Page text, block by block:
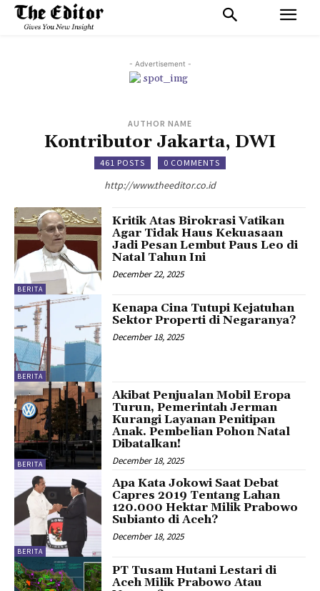
- Advertisement -
AUTHOR NAME
Kontributor Jakarta, DWI
461 POSTS 0 COMMENTS
http://www.theeditor.co.id
BERITA
Kritik Atas Birokrasi Vatikan
Agar Tidak Haus Kekuasaan
Jadi Pesan Lembut Paus Leo di
Natal Tahun Ini
December 22, 2025
BERITA
Kenapa Cina Tutupi Kejatuhan
Sektor Properti di Negaranya?
December 18, 2025
BERITA
Akibat Penjualan Mobil Eropa
Turun, Pemerintah Jerman
Kurangi Layanan Penitipan
Anak. Pembelian Pohon Natal
Dibatalkan!
December 18, 2025
BERITA
Apa Kata Jokowi Saat Debat
Capres 2019 Tentang Lahan
120.000 Hektar Milik Prabowo
Subianto di Aceh?
December 18, 2025
PT Tusam Hutani Lestari di
Aceh Milik Prabowo Atau